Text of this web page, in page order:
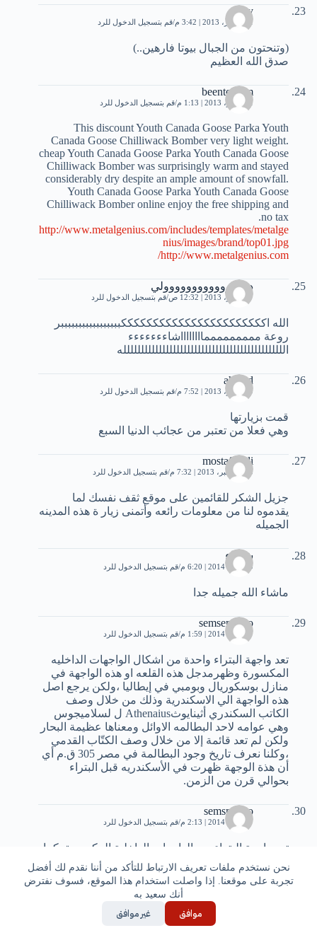
نحن نستخدم ملفات تعريف الارتباط للتأكد من أننا نقدم لك أفضل
تجربة على موقعنا. إذا واصلت استخدام هذا الموقع، فسوف نفترض
أنك سعيد به
موافق غير موافق
toty
21 أكتوبر، 2013 | 3:42 م قم بتسجيل الدخول للرد
(وتنحتون من الجبال بيوتا فارهين..)
صدق الله العظيم
beentollalm
1 نوفمبر، 2013 | 1:13 م قم بتسجيل الدخول للرد
This discount Youth Canada Goose Parka Youth
Canada Goose Chilliwack Bomber very light weight.
cheap Youth Canada Goose Parka Youth Canada Goose
Chilliwack Bomber was surprisingly warm and stayed
considerably dry despite an ample amount of snowfall.
Youth Canada Goose Parka Youth Canada Goose
Chilliwack Bomber online enjoy the free shipping and
no tax.
http://www.metalgenius.com/includes/templates/metalge
nius/images/brand/top01.jpg
http://www.metalgenius.com/
دووووووووووووووولي
7 نوفمبر، 2013 | 12:32 ص قم بتسجيل الدخول للرد
الله اكككككككككككككككككككككككبببببببببببببببببر
روعة مممممممممااااااااشاءءءءءءء
الللللللللللللللللللللللللللللللللللللللللللللله
ahmed
9 نوفمبر، 2013 | 7:52 م قم بتسجيل الدخول للرد
قمت بزيارتها
وهي فعلا من تعتبر من عجائب الدنيا السبع
mostafa Ali
20 ديسمبر، 2013 | 7:32 م قم بتسجيل الدخول للرد
جزيل الشكر للقائمين على موقع ثقف نفسك لما
يقدموه لنا من معلومات رائعه وأتمنى زيار ة هذه المدينه
الجميله
شيماء
19 يناير، 2014 | 6:20 م قم بتسجيل الدخول للرد
ماشاء الله جميله جدا
semsemaOo
27 يناير، 2014 | 1:59 م قم بتسجيل الدخول للرد
تعد واجهة البتراء واحدة من اشكال الواجهات الداخليه
المكسورة وظهرمدجل هذه القلعه او هذه الواجهة في
منازل بوسكوريال وبومبي في إيطاليا ،ولكن يرجع اصل
هذه الواجهة الي الاسكندرية وذلك من خلال وصف
الكاتب السكندري أثينايوثAthenaius ل لسلاميجوس
وهي عوامه لاحد البطالمه الاوائل ومعناها عظيمة البحار
ولكن لم تعد قائمة إلا من خلال وصف الكتّاب القدمي
،وكلنا نعرف تاريخ وجود البطالمة في مصر 305 ق.م أي
أن هذة الوجهة ظهرت في الأسكندريه قبل البتراء
بحوالي قرن من الزمن.
semsmaOo
27 يناير، 2014 | 2:13 م قم بتسجيل الدخول للرد
تعد واجهة البتراء من الواجهات الداخلية المكسورة ،كما
أنها ظهرت أيضا في منازل بوسكريال وبومبي في
إيطاليا ،ولكن يرجع اصل هذه الواجهة إلي الاسكندرية
والدليل علي ذلك من خلال وصف الكاتب السكندري
Athenaius أثينايوس ل لسلاميجوس ومعناها عظيمة
البحار وهي عوامه لأحد البطالمة الأوائل ،ولكن لم تعد
قائمة إلا من خلال وصف الكتّاب القدامي ، وكلنا نعلم